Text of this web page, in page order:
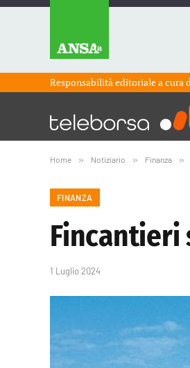
Responsabilità editoriale a cura
Home » Notiziario » Finanza »
FINANZA
Fincantieri
1 Luglio 2024